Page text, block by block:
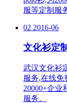
服等定制服
02 2016-06
文化衫定
武汉文化衫
服务,在线免
20000+企业
服务。